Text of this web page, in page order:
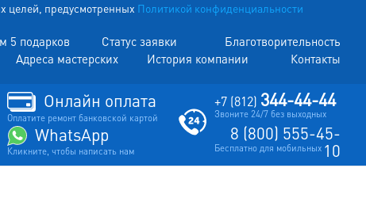
целей, предусмотренных Политикой конфиденциальности
5 подарков Статус заявки
Благотворительность
Адреса мастерских История компании Контакты
Онлайн оплата
Оплатите ремонт банковской картой
WhatsApp
Кликните, чтобы написать нам
+7 (812) 344-44-44
Звоните 24/7 без выходных
8 (800) 555-45-
10
Бесплатно для мобильных